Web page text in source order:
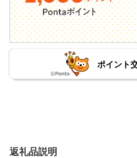
ポイント
返礼品説明